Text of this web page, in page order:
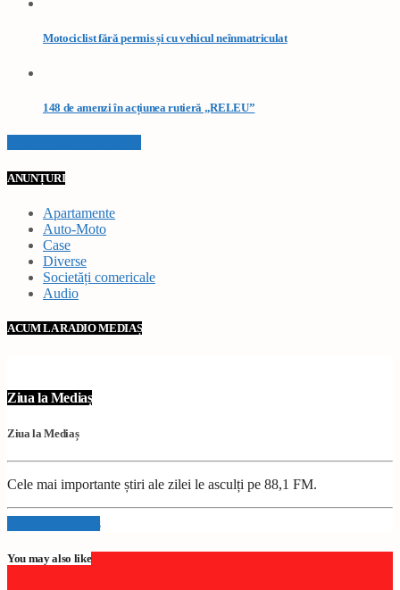
Motociclist fără permis și cu vehicul neînmatriculat
148 de amenzi în acțiunea rutieră „RELEU”
ANUNȚURI
Apartamente
Auto-Moto
Case
Diverse
Societăți comericale
Audio
ACUM LA RADIO MEDIAȘ
Ziua la Mediaș
Ziua la Mediaș
Cele mai importante știri ale zilei le asculți pe 88,1 FM.
Info and episodes
You may also like